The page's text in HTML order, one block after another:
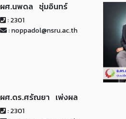
ผศ.นพดล ชุ่มอินทร์
: 2301
: noppadol@nsru.ac.th
ผศ.ดร.ศรัณยา เพ่งผล
: 2301